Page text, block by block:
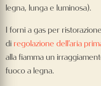
legna, lunga e luminosa).
I forni a gas per
di regolazione dell’aria
alla fiamma un
fuoco a legna.